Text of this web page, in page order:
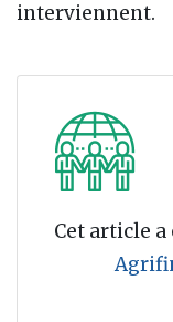
interviennent.
Cet article